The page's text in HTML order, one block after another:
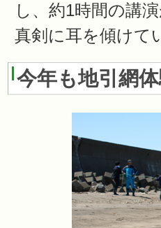
し、約1時間の講
真剣に耳を傾けて
今年も地引網